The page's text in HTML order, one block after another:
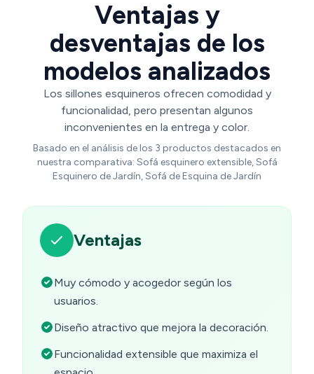
Ventajas y
desventajas de los
modelos analizados
Los sillones esquineros ofrecen comodidad y
funcionalidad, pero presentan algunos
inconvenientes en la entrega y color.
Basado en el análisis de los 3 productos destacados en
nuestra comparativa: Sofá esquinero extensible, Sofá
Esquinero de Jardín, Sofá de Esquina de Jardín
Ventajas
Muy cómodo y acogedor según los
usuarios.
Diseño atractivo que mejora la decoración.
Funcionalidad extensible que maximiza el